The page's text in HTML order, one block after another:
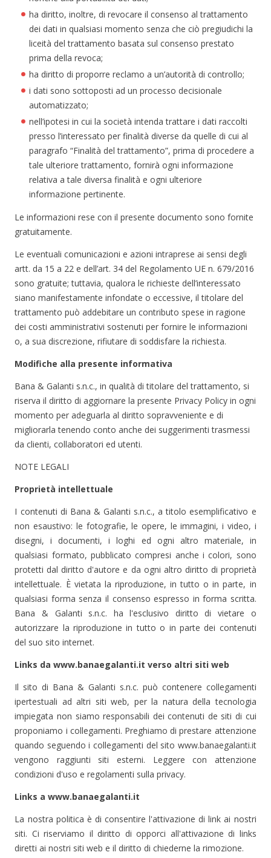
ha diritto, inoltre, di revocare il consenso al trattamento
dei dati in qualsiasi momento senza che ciò pregiudichi la
liceità del trattamento basata sul consenso prestato
prima della revoca;
ha diritto di proporre reclamo a un’autorità di controllo;
i dati sono sottoposti ad un processo decisionale
automatizzato;
nell’ipotesi in cui la società intenda trattare i dati raccolti
presso l’interessato per finalità diverse da quelle di cui al
paragrafo “Finalità del trattamento”, prima di procedere a
tale ulteriore trattamento, fornirà ogni informazione
relativa a tale diversa finalità e ogni ulteriore
informazione pertinente.
Le informazioni rese con il presente documento sono fornite
gratuitamente.
Le eventuali comunicazioni e azioni intraprese ai sensi degli
artt. da 15 a 22 e dell’art. 34 del Regolamento UE n. 679/2016
sono gratuite; tuttavia, qualora le richieste dell’interessato
siano manifestamente infondate o eccessive, il titolare del
trattamento può addebitare un contributo spese in ragione
dei costi amministrativi sostenuti per fornire le informazioni
o, a sua discrezione, rifiutare di soddisfare la richiesta.
Modifiche alla presente informativa
Bana & Galanti s.n.c., in qualità di titolare del trattamento, si
riserva il diritto di aggiornare la presente Privacy Policy in ogni
momento per adeguarla al diritto sopravveniente e di
migliorarla tenendo conto anche dei suggerimenti trasmessi
da clienti, collaboratori ed utenti.
NOTE LEGALI
Proprietà intellettuale
I contenuti di Bana & Galanti s.n.c., a titolo esemplificativo e
non esaustivo: le fotografie, le opere, le immagini, i video, i
disegni, i documenti, i loghi ed ogni altro materiale, in
qualsiasi formato, pubblicato compresi anche i colori, sono
protetti dal diritto d'autore e da ogni altro diritto di proprietà
intellettuale. È vietata la riproduzione, in tutto o in parte, in
qualsiasi forma senza il consenso espresso in forma scritta.
Bana & Galanti s.n.c. ha l'esclusivo diritto di vietare o
autorizzare la riproduzione in tutto o in parte dei contenuti
del suo sito internet.
Links da www.banaegalanti.it verso altri siti web
Il sito di Bana & Galanti s.n.c. può contenere collegamenti
ipertestuali ad altri siti web, per la natura della tecnologia
impiegata non siamo responsabili dei contenuti de siti di cui
proponiamo i collegamenti. Preghiamo di prestare attenzione
quando seguendo i collegamenti del sito www.banaegalanti.it
vengono raggiunti siti esterni. Leggere con attenzione
condizioni d'uso e regolamenti sulla privacy.
Links a www.banaegalanti.it
La nostra politica è di consentire l'attivazione di link ai nostri
siti. Ci riserviamo il diritto di opporci all'attivazione di links
diretti ai nostri siti web e il diritto di chiederne la rimozione.